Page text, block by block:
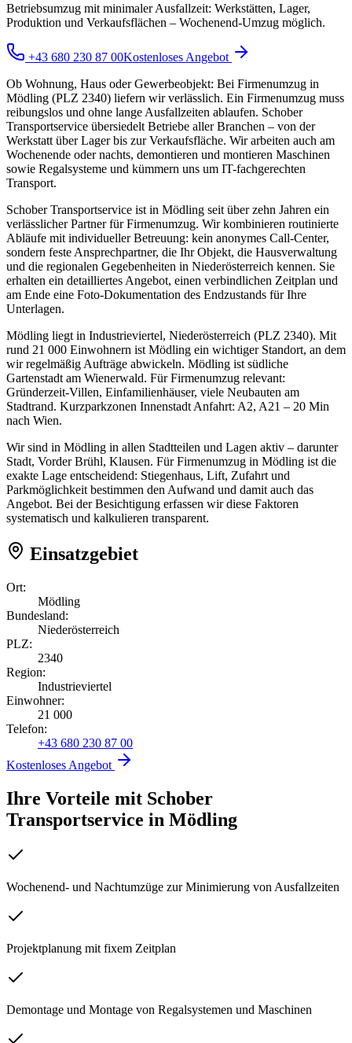
Betriebsumzug mit minimaler Ausfallzeit: Werkstätten, Lager,
Produktion und Verkaufsflächen – Wochenend-Umzug möglich.
+43 680 230 87 00Kostenloses Angebot
Ob Wohnung, Haus oder Gewerbeobjekt: Bei Firmenumzug in
Mödling (PLZ 2340) liefern wir verlässlich. Ein Firmenumzug muss
reibungslos und ohne lange Ausfallzeiten ablaufen. Schober
Transportservice übersiedelt Betriebe aller Branchen – von der
Werkstatt über Lager bis zur Verkaufsfläche. Wir arbeiten auch am
Wochenende oder nachts, demontieren und montieren Maschinen
sowie Regalsysteme und kümmern uns um IT-fachgerechten
Transport.
Schober Transportservice ist in Mödling seit über zehn Jahren ein
verlässlicher Partner für Firmenumzug. Wir kombinieren routinierte
Abläufe mit individueller Betreuung: kein anonymes Call-Center,
sondern feste Ansprechpartner, die Ihr Objekt, die Hausverwaltung
und die regionalen Gegebenheiten in Niederösterreich kennen. Sie
erhalten ein detailliertes Angebot, einen verbindlichen Zeitplan und
am Ende eine Foto-Dokumentation des Endzustands für Ihre
Unterlagen.
Mödling liegt in Industrieviertel, Niederösterreich (PLZ 2340). Mit
rund 21 000 Einwohnern ist Mödling ein wichtiger Standort, an dem
wir regelmäßig Aufträge abwickeln. Mödling ist südliche
Gartenstadt am Wienerwald. Für Firmenumzug relevant:
Gründerzeit-Villen, Einfamilienhäuser, viele Neubauten am
Stadtrand. Kurzparkzonen Innenstadt Anfahrt: A2, A21 – 20 Min
nach Wien.
Wir sind in Mödling in allen Stadtteilen und Lagen aktiv – darunter
Stadt, Vorder Brühl, Klausen. Für Firmenumzug in Mödling ist die
exakte Lage entscheidend: Stiegenhaus, Lift, Zufahrt und
Parkmöglichkeit bestimmen den Aufwand und damit auch das
Angebot. Bei der Besichtigung erfassen wir diese Faktoren
systematisch und kalkulieren transparent.
Einsatzgebiet
Ort:
Mödling
Bundesland:
Niederösterreich
PLZ:
2340
Region:
Industrieviertel
Einwohner:
21 000
Telefon:
+43 680 230 87 00
Kostenloses Angebot
Ihre Vorteile mit Schober
Transportservice in Mödling
Wochenend- und Nachtumzüge zur Minimierung von Ausfallzeiten
Projektplanung mit fixem Zeitplan
Demontage und Montage von Regalsystemen und Maschinen